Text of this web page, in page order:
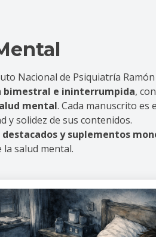
Nacional de Psiquiatría Ramón
bimestral e ininterrumpida,
mental. Cada manuscrito es
y solidez de sus contenidos.
y suplementos
salud mental.